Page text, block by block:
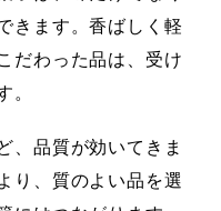
きます。香ばしく軽
だわった品は、受け
。
、品質が効いてきま
り、質のよい品を選